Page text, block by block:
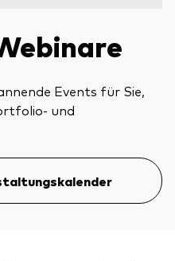
Events für Sie,
und